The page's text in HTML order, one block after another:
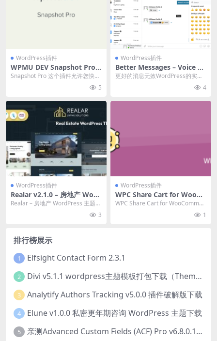
WordPress插件
WPMU DEV Snapshot Pro
v.4.9.0 按需备份网站插件下载
Snapshot Pro 这个插件允许您快速
5
WordPress插件
Better Messages – Voice M
essages v1.2.1 插件下载
更好的消息无效WordPress的实时
4
WordPress插件
Realar v2.1.0 – 房地产 Word
Press 主题下载
Realar – 房地产 WordPress 主题，
3
WordPress插件
WPC Share Cart for WooCo
mmerce (Premium) v2.2.4
WPC Share Cart for WooCommer
1
排行榜展示
1 Elfsight Contact Form 2.3.1
2 Divi v5.1.1 wordpress主题模板打包下载（Theme + Builder+ Extra Theme + Templates + Layouts + PSD）
3 Analytify Authors Tracking v5.0.0 插件破解版下载
4 Elune v1.0.0 私密更年期咨询 WordPress 主题下载
5 亲测Advanced Custom Fields (ACF) Pro v6.8.0.1 + Advanced Custom Fields: Extended PRO v0.9.2.3 | 网站开发自定义字段插件下载